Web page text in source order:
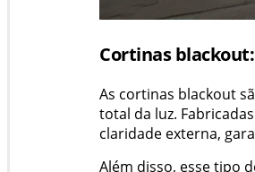
Cortinas
As cortinas blackout
total da luz.
claridade externa,
Além disso, esse tipo